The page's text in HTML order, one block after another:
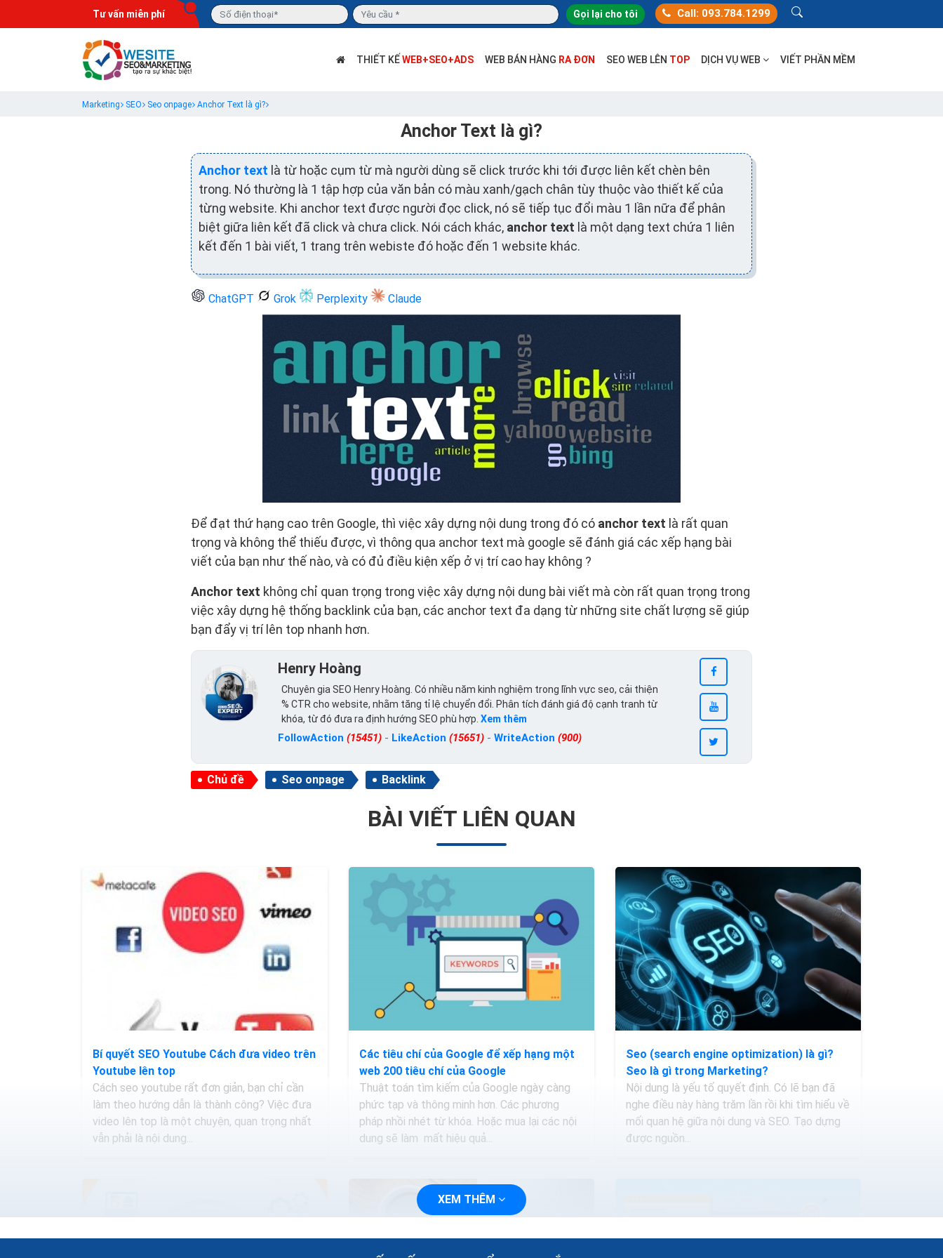
Tư vấn miễn phí Gọi lại cho tôi Call: 093.784.1299
THIẾT KẾWEB+SEO+ADS WEB BÁN HÀNG RA ĐƠN SEO WEB LÊN TOP DỊCH VỤ WEB VIẾT PHẦN MỀM
Marketing SEO Seo onpage Anchor Text là gì?
Anchor Text là gì?
Anchor text là từ hoặc cụm từ mà người dùng sẽ click trước khi tới được liên kết chèn bên
trong. Nó thường là 1 tập hợp của văn bản có màu xanh/gạch chân tùy thuộc vào thiết kế của
từng website. Khi anchor text được người đọc click, nó sẽ tiếp tục đổi màu 1 lần nữa để phân
biệt giữa liên kết đã click và chưa click. Nói cách khác, anchor text là một dạng text chứa 1 liên
kết đến 1 bài viết, 1 trang trên webiste đó hoặc đến 1 website khác.
ChatGPT Grok Perplexity Claude
Để đạt thứ hạng cao trên Google, thì việc xây dựng nội dung trong đó có anchor text là rất quan
trọng và không thể thiếu được, vì thông qua anchor text mà google sẽ đánh giá các xếp hạng bài
viết của bạn như thế nào, và có đủ điều kiện xếp ở vị trí cao hay không ?
Anchor text không chỉ quan trọng trong việc xây dựng nội dung bài viết mà còn rất quan trọng trong
việc xây dựng hệ thống backlink của bạn, các anchor text đa dạng từ những site chất lượng sẽ giúp
bạn đẩy vị trí lên top nhanh hơn.
Henry Hoàng
Chuyên gia SEO Henry Hoàng. Có nhiều năm kinh nghiệm trong lĩnh vực seo, cải thiện
% CTR cho website, nhằm tăng tỉ lệ chuyển đổi. Phân tích đánh giá độ cạnh tranh từ
khóa, từ đó đưa ra định hướng SEO phù hợp. Xem thêm
FollowAction (15451) - LikeAction (15651) - WriteAction (900)
Chủ đề Seo onpage Backlink
BÀI VIẾT LIÊN QUAN
Bí quyết SEO Youtube Cách đưa video trên
Youtube lên top
Cách seo youtube rất đơn giản, bạn chỉ cần
làm theo hướng dẫn là thành công? Việc đưa
video lên top là một chuyện, quan trọng nhất
vẫn phải là nội dung...
Các tiêu chí của Google để xếp hạng một
web 200 tiêu chí của Google
Thuật toán tìm kiếm của Google ngày càng
phức tạp và thông minh hơn. Các phương
pháp nhồi nhét từ khóa. Hoặc mua lại các nội
dung sẽ làm mất hiệu quả...
Seo (search engine optimization) là gì?
Seo là gì trong Marketing?
Nội dung là yếu tố quyết định. Có lẽ bạn đã
nghe điều này hàng trăm lần rồi khi tìm hiểu về
mối quan hệ giữa nội dung và SEO. Tạo dựng
được nguồn...
XEM THÊM